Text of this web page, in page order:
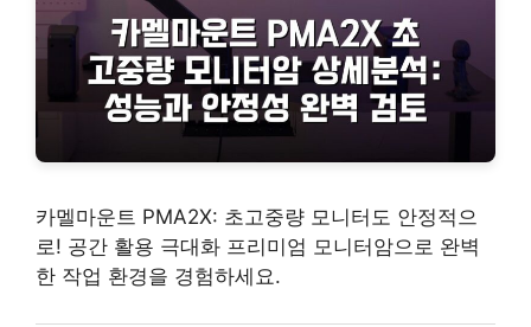
카멜마운트 PMA2X: 초고중량 모니터도 안정적으
로! 공간 활용 극대화 프리미엄 모니터암으로 완벽
한 작업 환경을 경험하세요.